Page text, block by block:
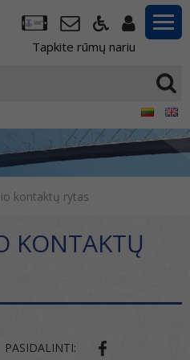
Tapkite rūmų nariu
kontaktų rytas
KONTAKTŲ
PASIDALINTI: